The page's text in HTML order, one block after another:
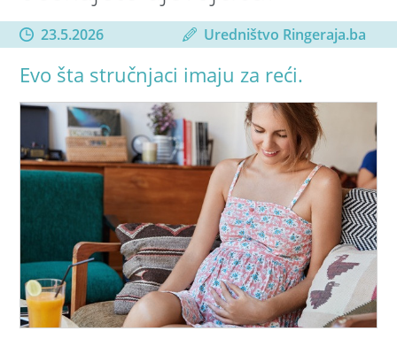
23.5.2026 Uredništvo Ringeraja.ba
Evo šta stručnjaci imaju za reći.